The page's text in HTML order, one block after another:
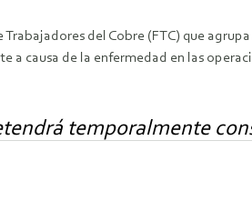
Trabajadores del Cobre (FTC) que
a causa de la enfermedad en las
temporalmente